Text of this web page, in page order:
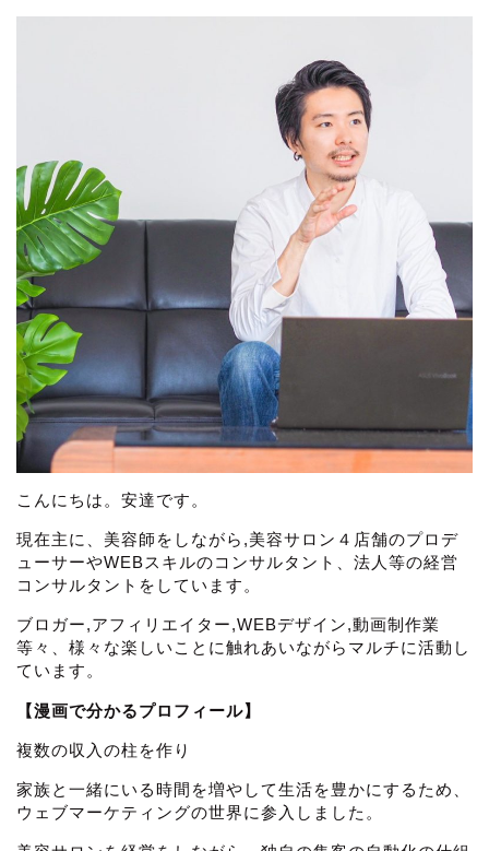
こんにちは。安達です。
現在主に、美容師をしながら,美容サロン４店舗のプロデ
ューサーやWEBスキルのコンサルタント、法人等の経営
コンサルタントをしています。
ブロガー,アフィリエイター,WEBデザイン,動画制作業
等々、様々な楽しいことに触れあいながらマルチに活動し
ています。
【漫画で分かるプロフィール】
複数の収入の柱を作り
家族と一緒にいる時間を増やして生活を豊かにするため、
ウェブマーケティングの世界に参入しました。